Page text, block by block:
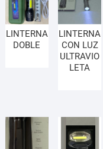
LINTERNA
DOBLE
LINTERNA
CON LUZ
ULTRAVIO
LETA